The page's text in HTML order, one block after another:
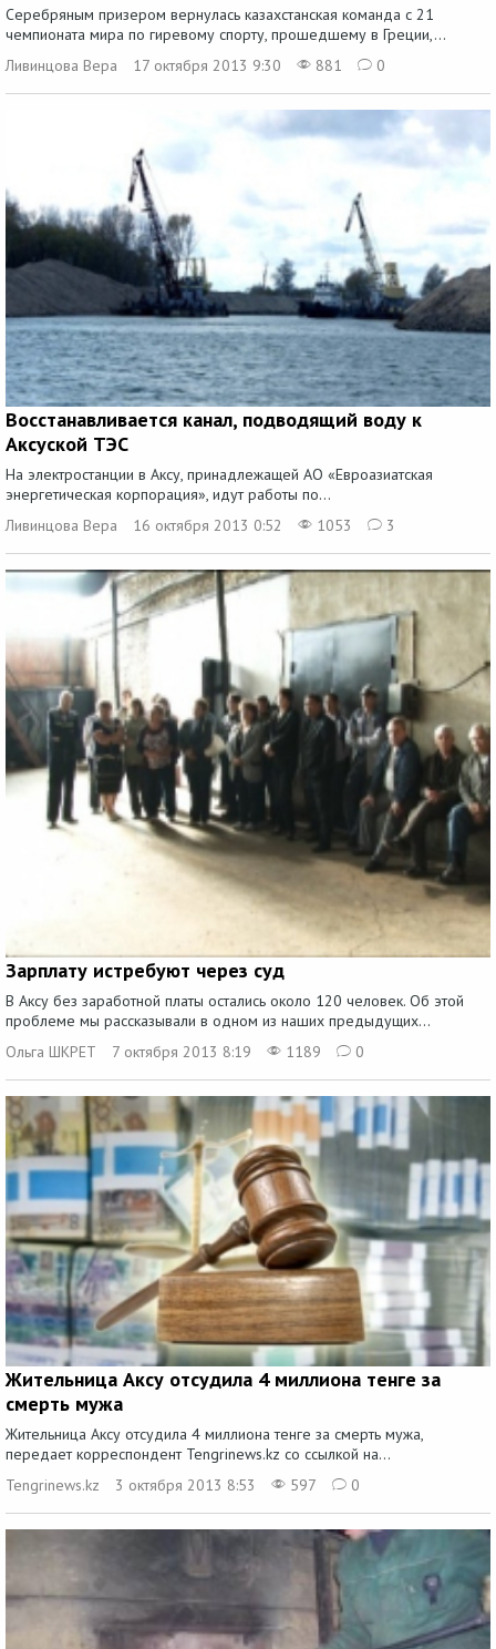
Серебряным призером вернулась казахстанская команда с 21
чемпионата мира по гиревому спорту, прошедшему в Греции,...
Ливинцова Вера
17 октября 2013 9:30 881 0
Восстанавливается канал, подводящий воду к
Аксуской ТЭC
На электростанции в Аксу, принадлежащей АО «Евроазиатская
энергетическая корпорация», идут работы по...
Ливинцова Вера
16 октября 2013 0:52 1053 3
Зарплату истребуют через суд
В Аксу без заработной платы остались около 120 человек. Об этой
проблеме мы рассказывали в одном из наших предыдущих...
Ольга ШКРЕТ
7 октября 2013 8:19 1189 0
Жительница Аксу отсудила 4 миллиона тенге за
смерть мужа
Жительница Аксу отсудила 4 миллиона тенге за смерть мужа,
передает корреспондент Tengrinews.kz со ссылкой на...
Tengrinews.kz
3 октября 2013 8:53 597 0